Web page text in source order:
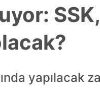
yapılacak